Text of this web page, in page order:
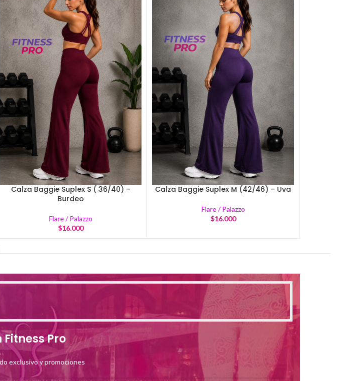
Calza Baggie Suplex S ( 36/40) –
Burdeo
Flare / Palazzo
$16.000
Calza Baggie Suplex M (42/46) – Uva
Flare / Palazzo
$16.000
Pro
exclusivo y promociones